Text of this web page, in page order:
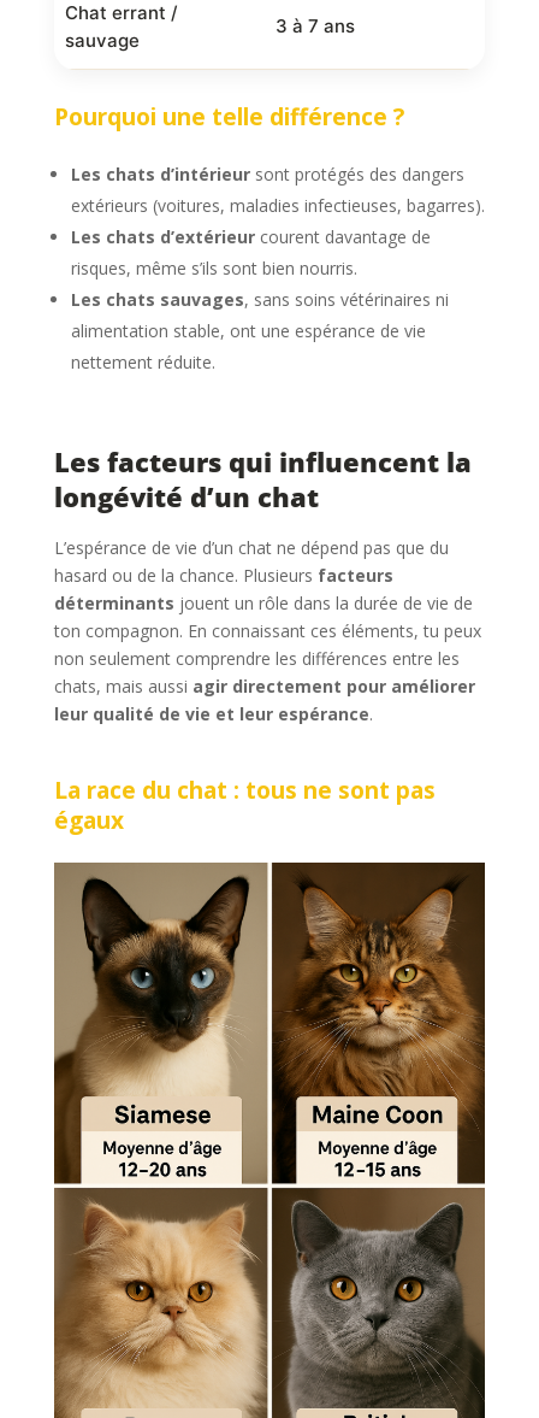
Chat errant /
sauvage
3 à 7 ans
Pourquoi une telle différence ?
Les chats d’intérieursont protégés des dangers
extérieurs (voitures, maladies infectieuses, bagarres).
Les chats d’extérieurcourent davantage de
risques, même s’ils sont bien nourris.
Les chats sauvages, sans soins vétérinaires ni
alimentation stable, ont une espérance de vie
nettement réduite.
Les facteurs qui influencent la
longévité d’un chat
L’espérance de vie d’un chat ne dépend pas que du
hasard ou de la chance. Plusieurs facteurs
déterminants jouent un rôle dans la durée de vie de
ton compagnon. En connaissant ces éléments, tu peux
non seulement comprendre les différences entre les
chats, mais aussi agir directement pour améliorer
leur qualité de vie et leur espérance.
La race du chat : tous ne sont pas
égaux